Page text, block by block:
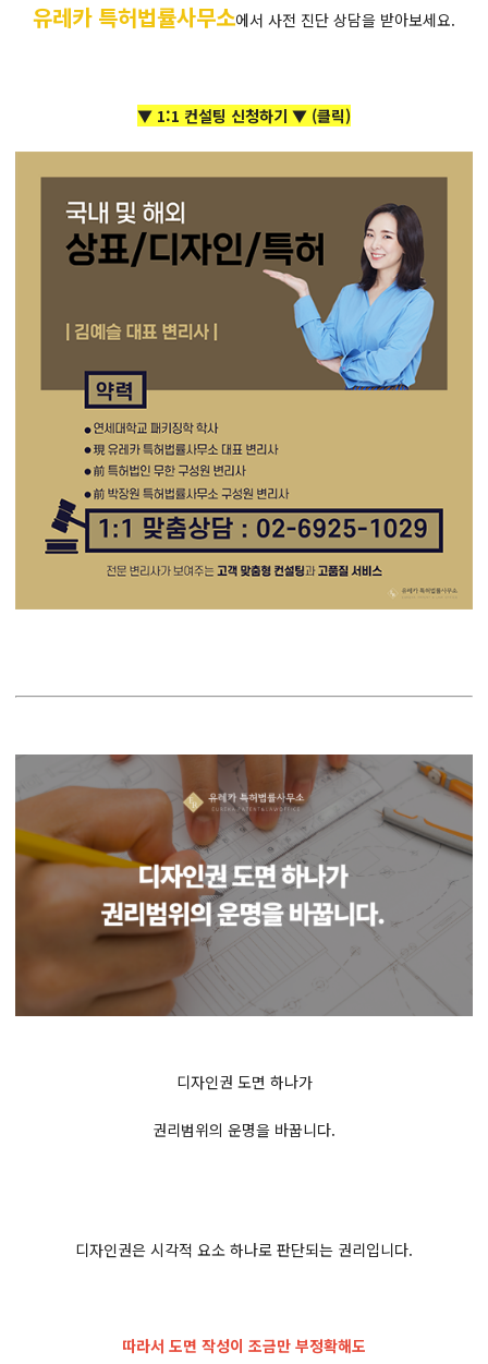
유레카 특허법률사무소에서 사전 진단 상담을 받아보세요.
▼ 1:1 컨설팅 신청하기 ▼ (클릭)
디자인권 도면 하나가
권리범위의 운명을 바꿉니다.
디자인권은 시각적 요소 하나로 판단되는 권리입니다.
따라서 도면 작성이 조금만 부정확해도